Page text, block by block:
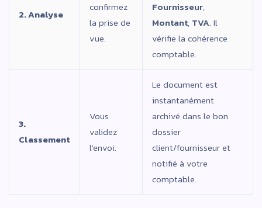
2. Analyse
confirmez
la prise de
vue.
Fournisseur,
Montant, TVA. Il
vérifie la cohérence
comptable.
3.
Classement
Vous
validez
l'envoi.
Le document est
instantanément
archivé dans le bon
dossier
client/fournisseur et
notifié à votre
comptable.